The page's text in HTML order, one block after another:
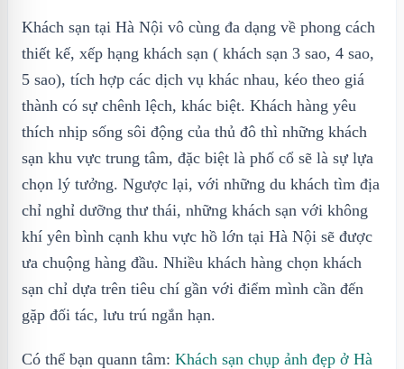
Khách sạn tại Hà Nội vô cùng đa dạng về phong cách
thiết kế, xếp hạng khách sạn ( khách sạn 3 sao, 4 sao,
5 sao), tích hợp các dịch vụ khác nhau, kéo theo giá
thành có sự chênh lệch, khác biệt. Khách hàng yêu
thích nhịp sống sôi động của thủ đô thì những khách
sạn khu vực trung tâm, đặc biệt là phố cổ sẽ là sự lựa
chọn lý tưởng. Ngược lại, với những du khách tìm địa
chỉ nghỉ dưỡng thư thái, những khách sạn với không
khí yên bình cạnh khu vực hồ lớn tại Hà Nội sẽ được
ưa chuộng hàng đầu. Nhiều khách hàng chọn khách
sạn chỉ dựa trên tiêu chí gần với điểm mình cần đến
gặp đối tác, lưu trú ngắn hạn.
Có thể bạn quann tâm: Khách sạn chụp ảnh đẹp ở Hà